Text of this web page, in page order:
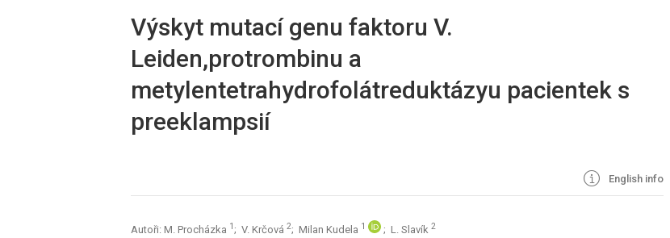
Výskyt mutací genu faktoru V.
Leiden,protrombinu a
metylentetrahydrofolátreduktázyu pacientek s
preeklampsií
English info
Autoři: M. Procházka 1 ; V. Krčová 2; Milan Kudela 1 ; L. Slavík 2